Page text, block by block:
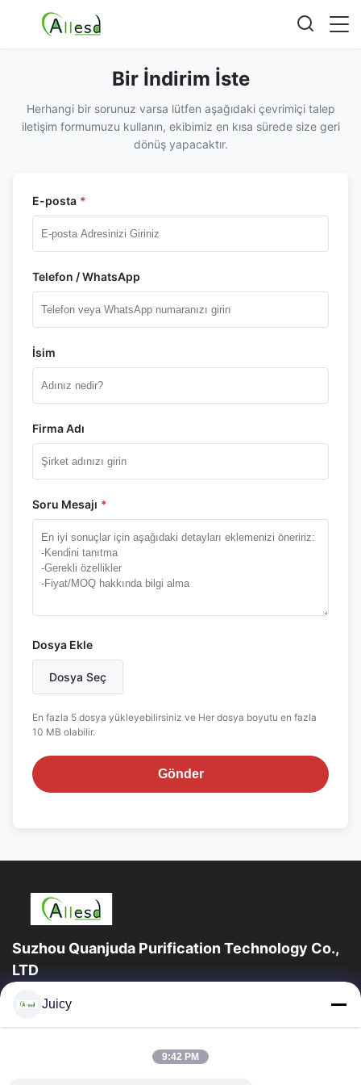
Bir İndirim İste
Herhangi bir sorunuz varsa lütfen aşağıdaki çevrimiçi talep
iletişim formumuzu kullanın, ekibimiz en kısa sürede size geri
dönüş yapacaktır.
E-posta *
Telefon / WhatsApp
İsim
Firma Adı
Soru Mesajı *
Dosya Ekle
Dosya Seç
En fazla 5 dosya yükleyebilirsiniz ve Her dosya boyutu en fazla
10 MB olabilir.
Gönder
Suzhou Quanjuda Purification Technology Co.,
LTD
16 yıllık Tecrübe, ESD ve Temiz Oda ürünlerinin lider üreticisi ve
Juicy
9:42 PM